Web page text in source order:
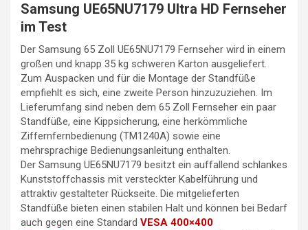
Samsung UE65NU7179 Ultra HD Fernseher
im Test
Der Samsung 65 Zoll UE65NU7179 Fernseher wird in einem
großen und knapp 35 kg schweren Karton ausgeliefert.
Zum Auspacken und für die Montage der Standfüße
empfiehlt es sich, eine zweite Person hinzuzuziehen. Im
Lieferumfang sind neben dem 65 Zoll Fernseher ein paar
Standfüße, eine Kippsicherung, eine herkömmliche
Ziffernfernbedienung (TM1240A) sowie eine
mehrsprachige Bedienungsanleitung enthalten.
Der Samsung UE65NU7179 besitzt ein auffallend schlankes
Kunststoffchassis mit versteckter Kabelführung und
attraktiv gestalteter Rückseite. Die mitgelieferten
Standfüße bieten einen stabilen Halt und können bei Bedarf
auch gegen eine Standard VESA 400×400